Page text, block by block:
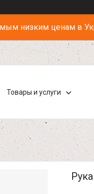
низким ценам в
Товары и услуги